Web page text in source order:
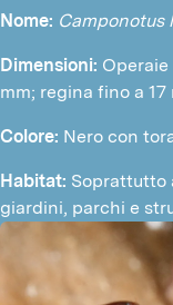
Nome: Camponotus
Dimensioni:
mm; regina fino a 17
Colore: Nero con
Habitat: Soprattutto
giardini, parchi e